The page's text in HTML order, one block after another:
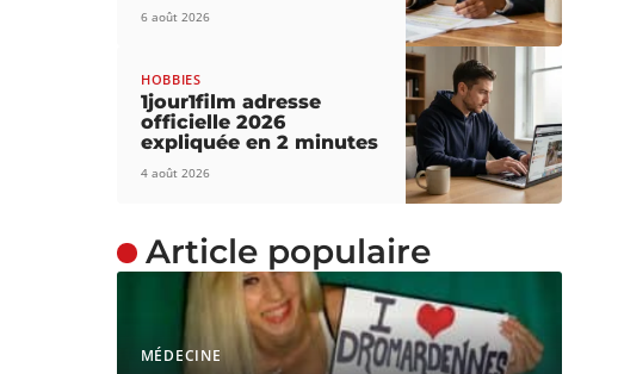
6 août 2026
HOBBIES
1jour1film adresse
officielle 2026
expliquée en 2 minutes
4 août 2026
Article populaire
MÉDECINE